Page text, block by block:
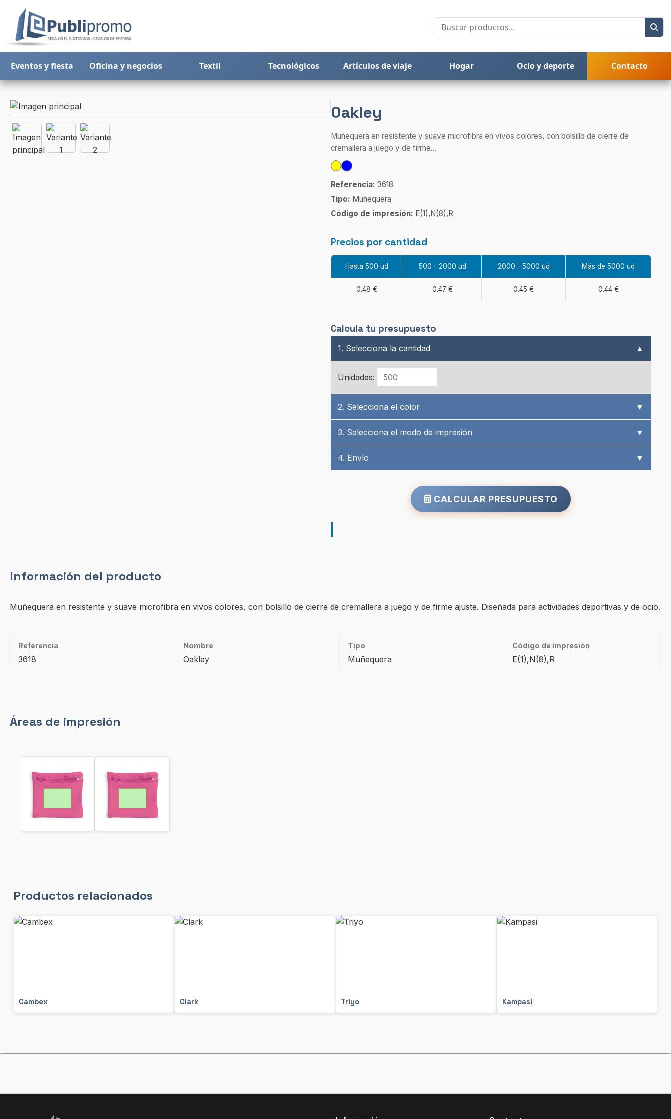
Eventos y fiesta Oficina y negocios Textil Tecnológicos Artículos de viaje Hogar Ocio y deporte Contacto
Oakley
Muñequera en resistente y suave microfibra en vivos colores, con bolsillo de cierre de
cremallera a juego y de firme...
Referencia: 3618
Tipo: Muñequera
Código de impresión: E(1),N(8),R
Precios por cantidad
Hasta 500 ud 500 - 2000 ud 2000 - 5000 ud Más de 5000 ud
0.48 € 0.47 € 0.45 € 0.44 €
Calcula tu presupuesto
1. Selecciona la cantidad ▲
Unidades:
2. Selecciona el color ▼
3. Selecciona el modo de impresión ▼
4. Envío ▼
CALCULAR PRESUPUESTO
Información del producto
Muñequera en resistente y suave microfibra en vivos colores, con bolsillo de cierre de cremallera a juego y de firme ajuste. Diseñada para actividades deportivas y de ocio.
Referencia
3618
Nombre
Oakley
Tipo
Muñequera
Código de impresión
E(1),N(8),R
Áreas de impresión
Productos relacionados
Cambex Clark Triyo Kampasi